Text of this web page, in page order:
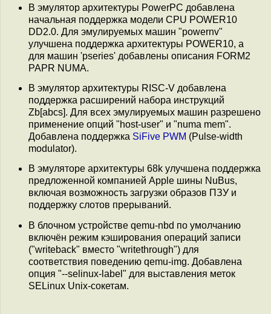
В эмулятор архитектуры PowerPC добавлена
начальная поддержка модели CPU POWER10
DD2.0. Для эмулируемых машин "powernv"
улучшена поддержка архитектуры POWER10, а
для машин 'pseries' добавлены описания FORM2
PAPR NUMA.
В эмулятор архитектуры RISC-V добавлена
поддержка расширений набора инструкций
Zb[abcs]. Для всех эмулируемых машин разрешено
применение опций "host-user" и "numa mem".
Добавлена поддержка SiFive PWM (Pulse-width
modulator).
В эмуляторе архитектуры 68k улучшена поддержка
предложенной компанией Apple шины NuBus,
включая возможность загрузки образов ПЗУ и
поддержку слотов прерываний.
В блочном устройстве qemu-nbd по умолчанию
включён режим кэширования операций записи
("writeback" вместо "writethrough") для
соответствия поведению qemu-img. Добавлена
опция "--selinux-label" для выставления меток
SELinux Unix-сокетам.